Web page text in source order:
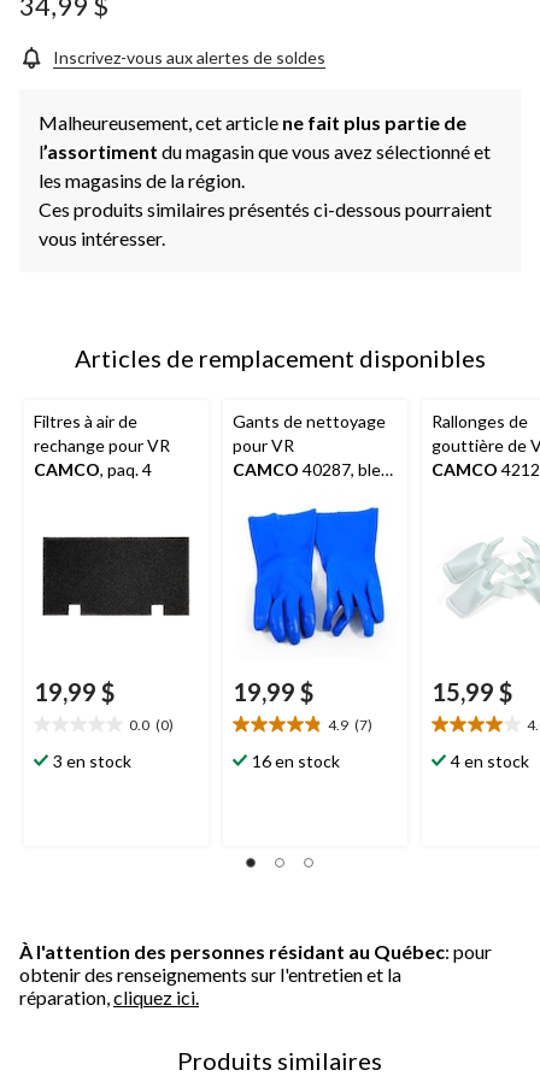
même
page.
Inscrivez-vous aux alertes de soldes
Malheureusement, cet article ne fait plus partie de
l’assortiment du magasin que vous avez sélectionné et
les magasins de la région.
Ces produits similaires présentés ci-dessous pourraient
vous intéresser.
Articles de remplacement disponibles
Filtres à air de
rechange pour VR
CAMCO, paq. 4
19,99 $
0.0 (0)
étoile(s)
3 en stock
Gants de nettoyage
pour VR
CAMCO 40287, bleu,
19,99 $
4.9 (7)
4.9
étoile(s)
16 en stock
Rallonges de
gouttière de
CAMCO
15,99 $
4.0
étoile(s)
4 en stock
À l'attention des personnes résidant au Québec: pour
obtenir des renseignements sur l'entretien et la
réparation, cliquez ici.
Produits similaires